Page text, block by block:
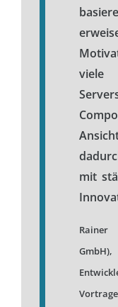
viele
mit
Rainer